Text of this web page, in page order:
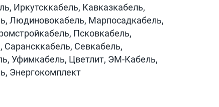
Иркутсккабель, Кавказкабель,
Людиновокабель, Марпосадкабель,
Псковкабель,
Севкабель,
Уфимкабель, Цветлит, ЭМ-Кабель,
Энергокомплект